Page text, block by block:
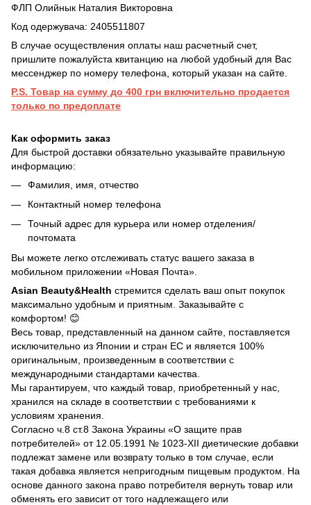
ФЛП Олийнык Наталия Викторовна
Код одержувача: 2405511807
В случае осуществления оплаты наш расчетный счет,
пришлите пожалуйста квитанцию на любой удобный для Вас
мессенджер по номеру телефона, который указан на сайте.
P.S. Товар на сумму до 400 грн включительно продается
только по предоплате
Как оформить заказ
Для быстрой доставки обязательно указывайте правильную
информацию:
Фамилия, имя, отчество
Контактный номер телефона
Точный адрес для курьера или номер отделения/
почтомата
Вы можете легко отслеживать статус вашего заказа в
мобильном приложении «Новая Почта».
Asian Beauty&Health стремится сделать ваш опыт покупок
максимально удобным и приятным. Заказывайте с
комфортом! 😊
Весь товар, представленный на данном сайте, поставляется
исключительно из Японии и стран ЕС и является 100%
оригинальным, произведенным в соответствии с
международными стандартами качества.
Мы гарантируем, что каждый товар, приобретенный у нас,
хранился на складе в соответствии с требованиями к
условиям хранения.
Согласно ч.8 ст.8 Закона Украины «О защите прав
потребителей» от 12.05.1991 № 1023-ХII диетические добавки
подлежат замене или возврату только в том случае, если
такая добавка является непригодным пищевым продуктом. На
основе данного закона право потребителя вернуть товар или
обменять его зависит от того надлежащего или